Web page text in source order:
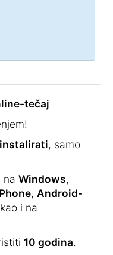
tečaj
, samo
na Windows,
, Android-
i na
10 godina.